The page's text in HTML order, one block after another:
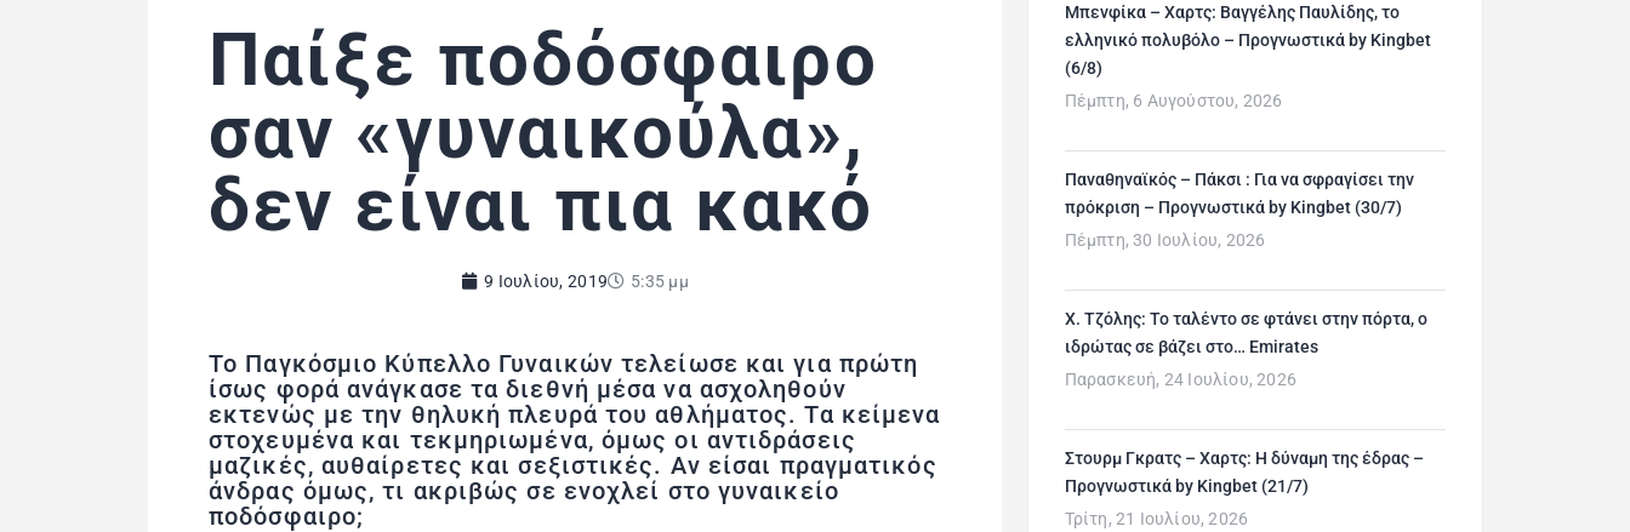
Παίξε ποδόσφαιρο
σαν «γυναικούλα»,
δεν είναι πια κακό
9 Ιουλίου, 2019 5:35 μμ
Το Παγκόσμιο Κύπελλο Γυναικών τελείωσε και για πρώτη
ίσως φορά ανάγκασε τα διεθνή μέσα να ασχοληθούν
εκτενώς με την θηλυκή πλευρά του αθλήματος. Τα κείμενα
στοχευμένα και τεκμηριωμένα, όμως οι αντιδράσεις
μαζικές, αυθαίρετες και σεξιστικές. Αν είσαι πραγματικός
άνδρας όμως, τι ακριβώς σε ενοχλεί στο γυναικείο
ποδόσφαιρο;
Μπενφίκα – Χαρτς: Βαγγέλης Παυλίδης, το
ελληνικό πολυβόλο – Προγνωστικά by Kingbet
(6/8)
Πέμπτη, 6 Αυγούστου, 2026
Παναθηναϊκός – Πάκσι : Για να σφραγίσει την
πρόκριση – Προγνωστικά by Kingbet (30/7)
Πέμπτη, 30 Ιουλίου, 2026
Χ. Τζόλης: Το ταλέντο σε φτάνει στην πόρτα, ο
ιδρώτας σε βάζει στο… Emirates
Παρασκευή, 24 Ιουλίου, 2026
Στουρμ Γκρατς – Χαρτς: Η δύναμη της έδρας –
Προγνωστικά by Kingbet (21/7)
Τρίτη, 21 Ιουλίου, 2026